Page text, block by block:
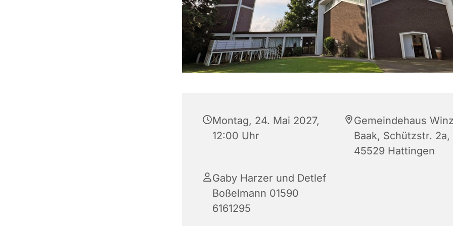
Montag, 24. Mai 2027,
12:00 Uhr
Gemeindehaus
Baak, Schützstr. 2a,
45529 Hattingen
Gaby Harzer und Detlef
Boßelmann 01590
6161295